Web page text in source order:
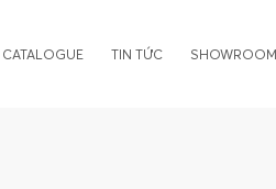
CATALOGUE TIN TỨC